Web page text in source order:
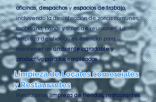
oficinas,despachosyespacios de trabajo,
incluyendo la desinfección de zonas comunes,
mobiliario, baños y salas de reuniones. La
limpieza de oficinas es esencial para
mantener unambiente agradable y
productivo para los empleados.
Limpieza de Locales comerciales
y Restaurantes
Realizamoslimpieza de tiendas, restaurantes